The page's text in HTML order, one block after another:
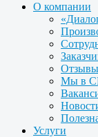
О компании
Отзывы
Мы в
Услуги